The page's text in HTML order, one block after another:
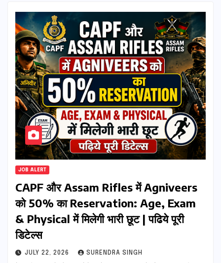
JOB ALERT
CAPF और Assam Rifles में Agniveers
को 50% का Reservation: Age, Exam
& Physical में मिलेगी भारी छूट | पढिये पूरी
डिटेल्स
JULY 22, 2026 SURENDRA SINGH